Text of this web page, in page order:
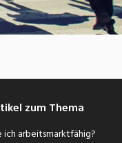
zum Thema
arbeitsmarktfähig?